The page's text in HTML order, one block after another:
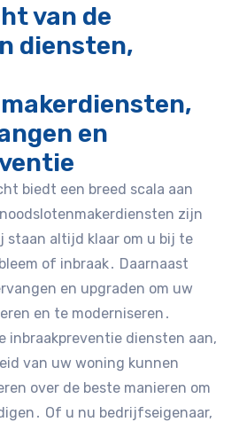
van de
diensten,
en
biedt een breed scala aan
zijn
staan altijd klaar om u bij te
of inbraak․ Daarnaast
en upgraden om uw
en te moderniseren․
inbraakpreventie diensten aan,
van uw woning kunnen
over de beste manieren om
Of u nu bedrijfseigenaar,